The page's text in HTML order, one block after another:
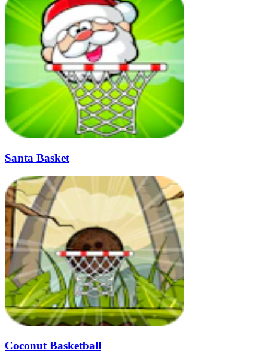
Santa Basket
Coconut Basketball